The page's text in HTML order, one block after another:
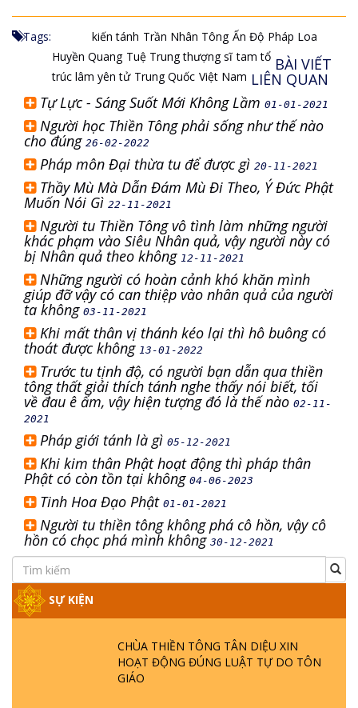
Tags: kiến tánh Trần Nhân Tông Ấn Độ Pháp Loa
Huyền Quang Tuệ Trung thượng sĩ tam tổ
trúc lâm yên tử Trung Quốc Việt Nam
BÀI VIẾT
LIÊN QUAN
Tự Lực - Sáng Suốt Mới Không Lầm 01-01-2021
Người học Thiền Tông phải sống như thế nào
cho đúng 26-02-2022
Pháp môn Đại thừa tu để được gì 20-11-2021
Thầy Mù Mà Dẫn Đám Mù Đi Theo, Ý Đức Phật
Muốn Nói Gì 22-11-2021
Người tu Thiền Tông vô tình làm những người
khác phạm vào Siêu Nhân quả, vậy người này có
bị Nhân quả theo không 12-11-2021
Những người có hoàn cảnh khó khăn mình
giúp đỡ vậy có can thiệp vào nhân quả của người
ta không 03-11-2021
Khi mất thân vị thánh kéo lại thì hô buông có
thoát được không 13-01-2022
Trước tu tịnh độ, có người bạn dẫn qua thiền
tông thất giải thích tánh nghe thấy nói biết, tối
về đau ê ẩm, vậy hiện tượng đó là thế nào 02-11-
2021
Pháp giới tánh là gì 05-12-2021
Khi kim thân Phật hoạt động thì pháp thân
Phật có còn tồn tại không 04-06-2023
Tinh Hoa Đạo Phật 01-01-2021
Người tu thiền tông không phá cô hồn, vậy cô
hồn có chọc phá mình không30-12-2021
SỰ KIỆN
CHÙA THIỀN TÔNG TÂN DIỆU XIN
HOẠT ĐỘNG ĐÚNG LUẬT TỰ DO TÔN
GIÁO